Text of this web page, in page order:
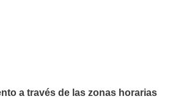
a través de las zonas horarias